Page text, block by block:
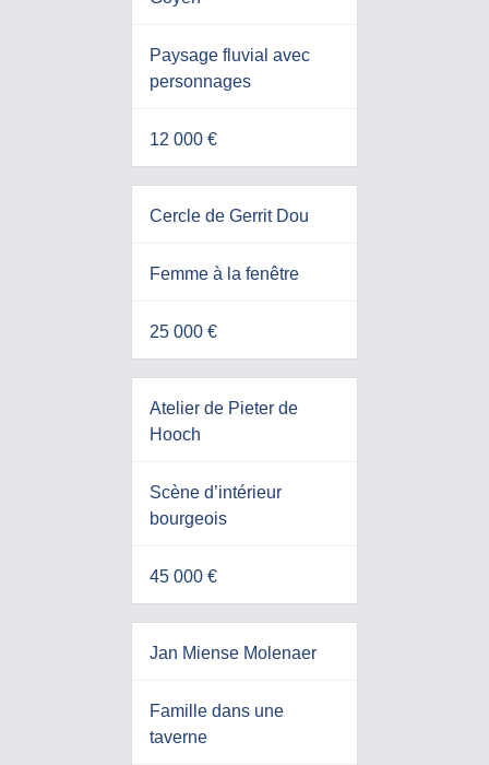
Paysage fluvial avec
personnages
12 000 €
Cercle de Gerrit Dou
Femme à la fenêtre
25 000 €
Atelier de Pieter de
Hooch
Scène d’intérieur
bourgeois
45 000 €
Jan Miense Molenaer
Famille dans une
taverne